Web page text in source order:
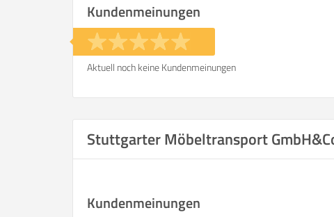
Kundenmeinungen
Aktuell noch keine Kundenmeinungen
Stuttgarter Möbeltransport
Kundenmeinungen